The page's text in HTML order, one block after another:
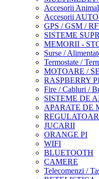
Accesorii
Accesorii
GPS / GSM /
SISTEME
MEMORII -
Surse /
Termostate /
MOTOARE /
RASPBERRY
Fire / Cabluri /
SISTEME DE
APARATE DE
JUCARII
ORANGE PI
WIFI
BLUETOOTH
CAMERE
Telecomenzi /